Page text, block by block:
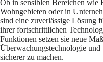
Ob in sensiblen Bereichen wie
Wohngebieten oder in
sind eine zuverlässige Lösung
ihrer fortschrittlichen
Funktionen setzen sie neue
Überwachungstechnologie und
sicherer zu machen.